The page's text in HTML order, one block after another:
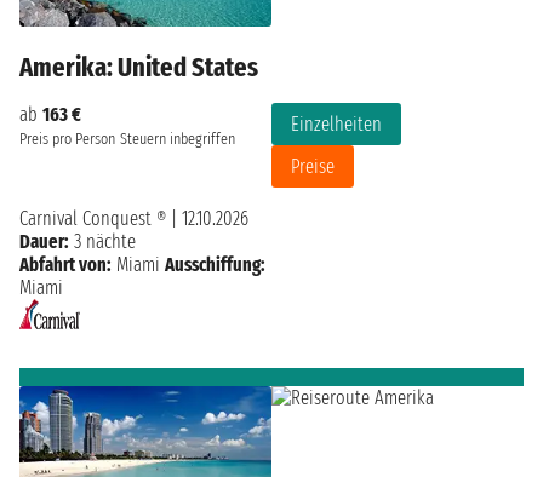
Amerika: United States
ab 163 €
Preis pro Person Steuern inbegriffen
Einzelheiten
Preise
Carnival Conquest ®
12.10.2026
Dauer: 3 nächte
Abfahrt von: Miami Ausschiffung:
Miami